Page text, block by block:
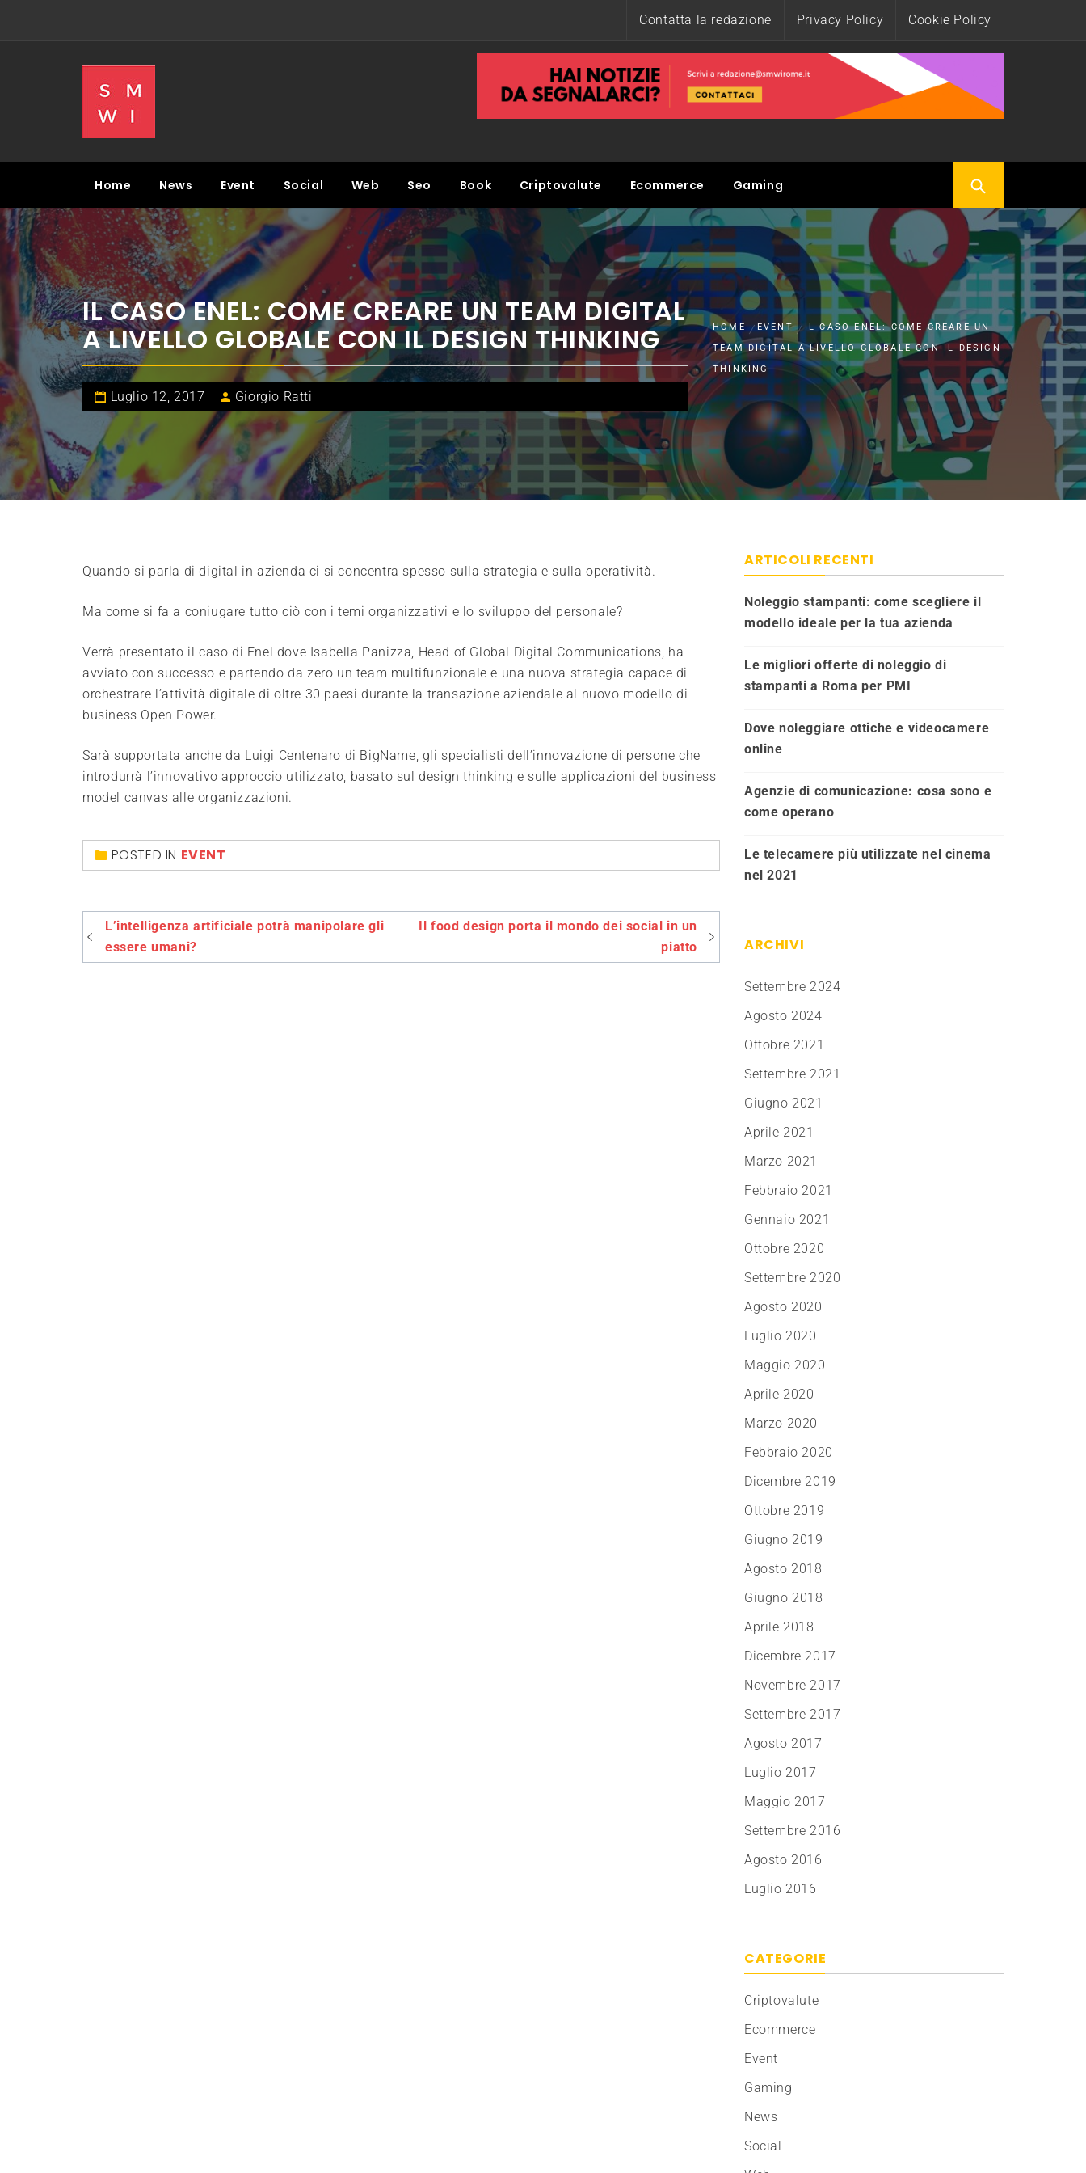
Contatta la redazione Privacy Policy Cookie Policy
SMWI
Home News Event Social Web Seo Book Criptovalute Ecommerce Gaming
IL CASO ENEL: COME CREARE UN TEAM DIGITAL
A LIVELLO GLOBALE CON IL DESIGN THINKING
Luglio 12, 2017 Giorgio Ratti
HOME EVENT
IL CASO ENEL: COME CREARE UN
TEAM DIGITAL A LIVELLO GLOBALE CON IL DESIGN
THINKING
Quando si parla di digital in azienda ci si concentra spesso sulla strategia e sulla operatività.
Ma come si fa a coniugare tutto ciò con i temi organizzativi e lo sviluppo del personale?
Verrà presentato il caso di Enel dove Isabella Panizza, Head of Global Digital Communications, ha
avviato con successo e partendo da zero un team multifunzionale e una nuova strategia capace di
orchestrare l’attività digitale di oltre 30 paesi durante la transazione aziendale al nuovo modello di
business Open Power.
Sarà supportata anche da Luigi Centenaro di BigName, gli specialisti dell’innovazione di persone che
introdurrà l’innovativo approccio utilizzato, basato sul design thinking e sulle applicazioni del business
model canvas alle organizzazioni.
POSTED IN EVENT
Navigazione
articoli
L’intelligenza artificiale potrà manipolare gli
essere umani?
Il food design porta il mondo dei social in un
piatto
ARTICOLI RECENTI
Noleggio stampanti: come scegliere il
modello ideale per la tua azienda
Le migliori offerte di noleggio di
stampanti a Roma per PMI
Dove noleggiare ottiche e videocamere
online
Agenzie di comunicazione: cosa sono e
come operano
Le telecamere più utilizzate nel cinema
nel 2021
ARCHIVI
Settembre 2024
Agosto 2024
Ottobre 2021
Settembre 2021
Giugno 2021
Aprile 2021
Marzo 2021
Febbraio 2021
Gennaio 2021
Ottobre 2020
Settembre 2020
Agosto 2020
Luglio 2020
Maggio 2020
Aprile 2020
Marzo 2020
Febbraio 2020
Dicembre 2019
Ottobre 2019
Giugno 2019
Agosto 2018
Giugno 2018
Aprile 2018
Dicembre 2017
Novembre 2017
Settembre 2017
Agosto 2017
Luglio 2017
Maggio 2017
Settembre 2016
Agosto 2016
Luglio 2016
CATEGORIE
Criptovalute
Ecommerce
Event
Gaming
News
Social